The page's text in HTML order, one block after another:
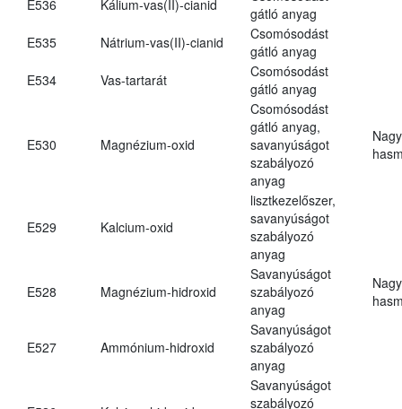
E536
Kálium-vas(II)-cianid
gátló anyag
E535
Nátrium-vas(II)-cianid
Csomósodást
gátló anyag
E534
Vas-tartarát
Csomósodást
gátló anyag
E530 Magnézium-oxid
Csomósodást
gátló anyag,
savanyúságot
szabályozó
anyag
E529 Kalcium-oxid
lisztkezelőszer,
savanyúságot
szabályozó
anyag
E528 Magnézium-hidroxid
Savanyúságot
szabályozó
anyag
E527 Ammónium-hidroxid
Savanyúságot
szabályozó
anyag
Savanyúságot
szabályozó